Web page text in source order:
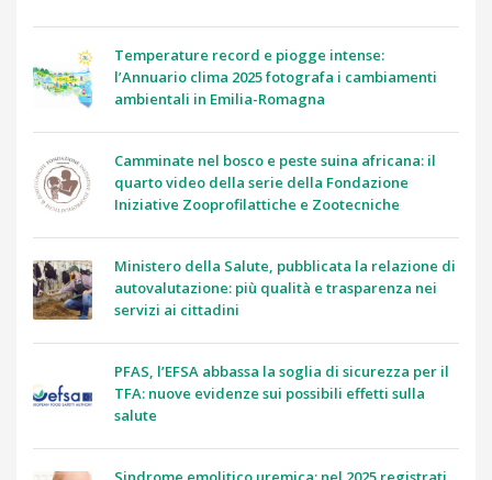
Temperature record e piogge intense:
l’Annuario clima 2025 fotografa i cambiamenti
ambientali in Emilia-Romagna
Camminate nel bosco e peste suina africana: il
quarto video della serie della Fondazione
Iniziative Zooprofilattiche e Zootecniche
Ministero della Salute, pubblicata la relazione di
autovalutazione: più qualità e trasparenza nei
servizi ai cittadini
PFAS, l’EFSA abbassa la soglia di sicurezza per il
TFA: nuove evidenze sui possibili effetti sulla
salute